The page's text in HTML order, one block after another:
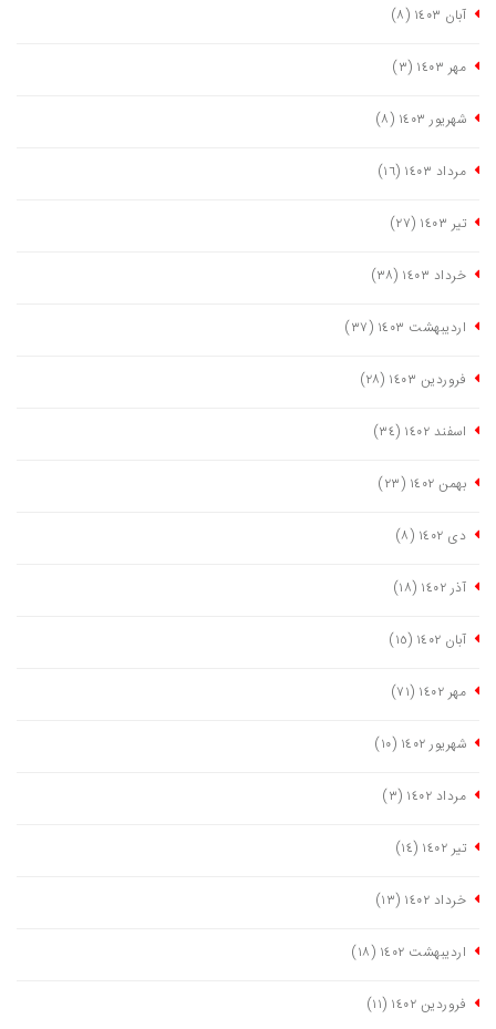
آبان ١٤٠٣ (٨)
مهر ١٤٠٣ (٣)
شهریور ١٤٠٣ (٨)
مرداد ١٤٠٣ (١٦)
تیر ١٤٠٣ (٢٧)
خرداد ١٤٠٣ (٣٨)
اردیبهشت ١٤٠٣ (٣٧)
فروردین ١٤٠٣ (٢٨)
اسفند ١٤٠٢ (٣٤)
بهمن ١٤٠٢ (٢٣)
دی ١٤٠٢ (٨)
آذر ١٤٠٢ (١٨)
آبان ١٤٠٢ (١٥)
مهر ١٤٠٢ (٧١)
شهریور ١٤٠٢ (١٠)
مرداد ١٤٠٢ (٣)
تیر ١٤٠٢ (١٤)
خرداد ١٤٠٢ (١٣)
اردیبهشت ١٤٠٢ (١٨)
فروردین ١٤٠٢ (١١)